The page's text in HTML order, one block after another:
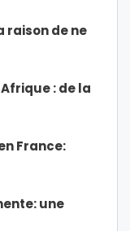
raison de ne
: de la
France:
une